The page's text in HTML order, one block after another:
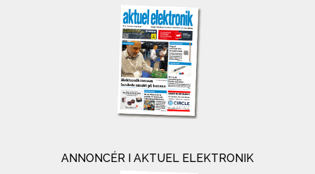
ANNONCÉR I AKTUEL ELEKTRONIK